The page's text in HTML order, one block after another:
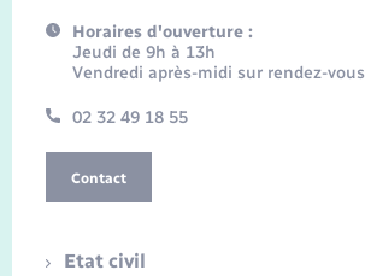
Horaires d'ouverture :
Jeudi de 9h à 13h
Vendredi après-midi sur rendez-vous
02 32 49 18 55
Contact
Etat civil